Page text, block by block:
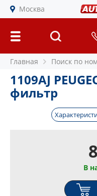
Москва
Главная Поиск по
1109AJ
фильтр
В